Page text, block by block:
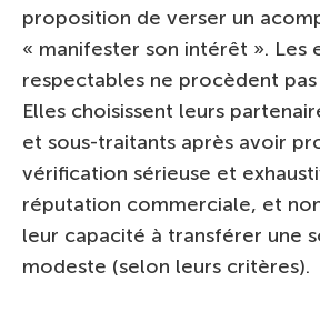
proposition de verser un
« manifester son intérêt ». Les
respectables ne procèdent
Elles choisissent leurs
et sous-traitants après avoir
vérification sérieuse et
réputation commerciale, et
leur capacité à transférer une
modeste (selon leurs critères).